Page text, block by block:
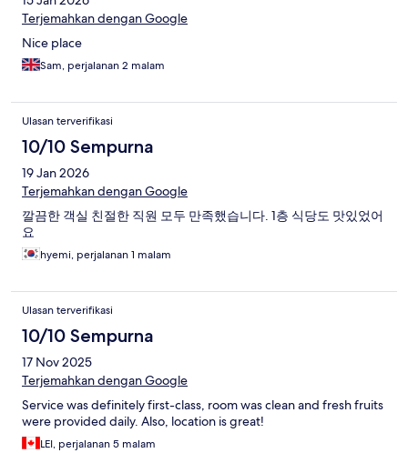
Terjemahkan dengan Google
Nice place
Sam, perjalanan 2 malam
Ulasan terverifikasi
10/10 Sempurna
19 Jan 2026
Terjemahkan dengan Google
깔끔한 객실 친절한 직원 모두 만족했습니다. 1층 식당도 맛있었어
요
hyemi, perjalanan 1 malam
Ulasan terverifikasi
10/10 Sempurna
17 Nov 2025
Terjemahkan dengan Google
Service was definitely first-class, room was clean and fresh fruits
were provided daily. Also, location is great!
LEI, perjalanan 5 malam